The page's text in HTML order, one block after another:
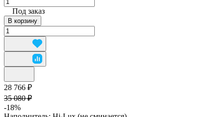
Под заказ
В корзину
28 766 ₽
35 080 ₽
-18%